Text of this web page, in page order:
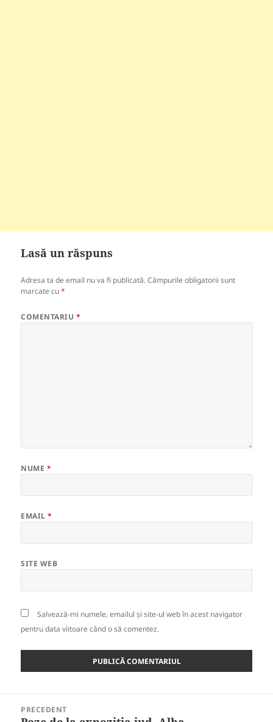
Lasă un răspuns
Adresa ta de email nu va fi publicată. Câmpurile obligatorii sunt
marcate cu*
COMENTARIU *
NUME *
EMAIL*
SITE WEB
Salvează-mi numele, emailul și site-ul web în acest navigator
pentru data viitoare când o să comentez.
PRECEDENT